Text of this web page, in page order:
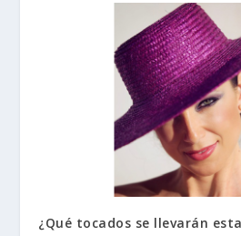
¿Qué tocados se llevarán